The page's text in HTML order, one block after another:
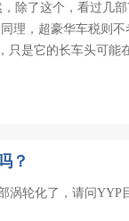
除了这个，看过几
理，超豪华车税则
只是它的长车头可
？
涡轮化了，请问